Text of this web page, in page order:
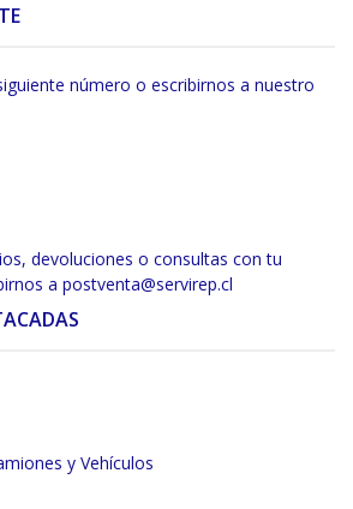
número o escribirnos a nuestro
devoluciones o consultas con tu
a postventa@servirep.cl
y Vehículos